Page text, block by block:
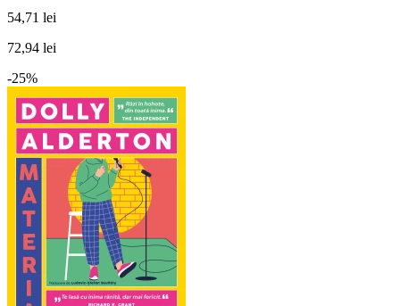
54,71 lei
72,94 lei
-25%